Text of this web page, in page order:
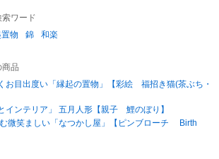
して別途送料（税別300円）が必要になります。
ワード
物 錦 和楽
品
目出度い「縁起の置物」【彩絵 福招き猫(茶ぶち・
ンテリア」 五月人形【親子 鯉のぼり】
微笑ましい「なつかし屋」【ピンブローチ Birth